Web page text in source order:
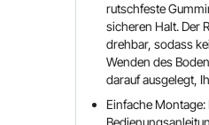
rutschfeste
sicheren Halt. Der
drehbar, sodass
Wenden des
darauf ausgelegt,
Einfache